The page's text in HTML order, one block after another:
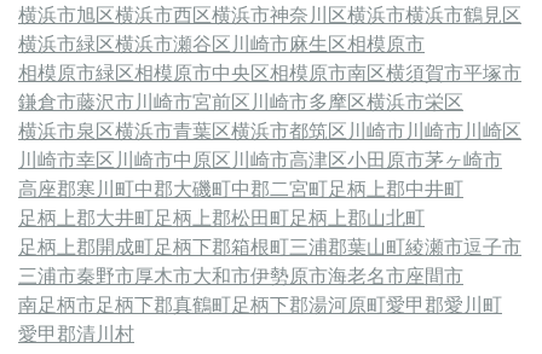
横浜市旭区横浜市西区横浜市神奈川区横浜市横浜市鶴見区
横浜市緑区横浜市瀬谷区 川崎市麻生区相模原市
相模原市緑区相模原市中央区相模原市南区横須賀市平塚市
鎌倉市藤沢市川崎市宮前区 川崎市多摩区横浜市栄区
横浜市泉区横浜市青葉区横浜市都筑区 川崎市川崎市川崎区
川崎市幸区 川崎市中原区 川崎市高津区小田原市茅ヶ崎市
高座郡寒川町中郡大磯町中郡二宮町足柄上郡中井町
足柄上郡大井町足柄上郡松田町足柄上郡山北町
足柄上郡開成町足柄下郡箱根町三浦郡葉山町綾瀬市逗子市
三浦市秦野市厚木市大和市伊勢原市海老名市座間市
南足柄市足柄下郡真鶴町足柄下郡湯河原町愛甲郡愛川町
愛甲郡清川村